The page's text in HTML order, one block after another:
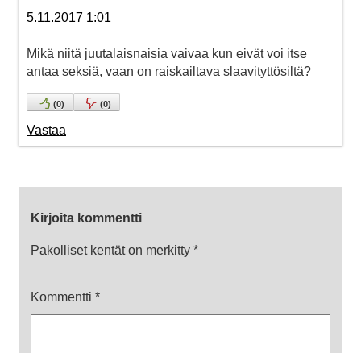
5.11.2017 1:01
Mikä niitä juutalaisnaisia vaivaa kun eivät voi itse
antaa seksiä, vaan on raiskailtava slaavityttösiltä?
(0) (0)
Vastaa
Kirjoita kommentti
Pakolliset kentät on merkitty *
Kommentti *